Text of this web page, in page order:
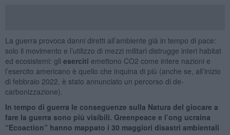
La guerra provoca danni diretti all’ambiente già in tempo di pace:
solo il movimento e l’utilizzo di mezzi militari distrugge interi habitat
ed ecosistemi: gli eserciti emettono CO2 come intere nazioni e
l’esercito americano è quello che inquina di più (anche se, all’inizio
di febbraio 2022, è stato annunciato un percorso di de-
carbonizzazione).
In tempo di guerra le conseguenze sulla Natura del giocare a
fare la guerra sono più visibili. Greenpeace e l’ong ucraina
“Ecoaction” hanno mappato i 30 maggiori disastri ambientali